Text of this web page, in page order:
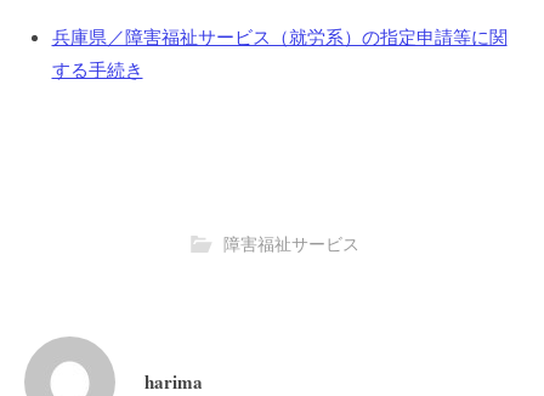
兵庫県／障害福祉サービス（就労系）の指定申請等に関
する手続き
障害福祉サービス
harima